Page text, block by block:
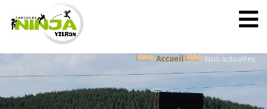
Accueil Nos actualités